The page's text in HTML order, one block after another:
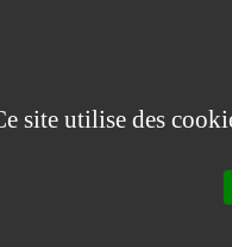
bancaire avalée par un
retrait ?
en ligne ?
par téléphone ?
site utilise des